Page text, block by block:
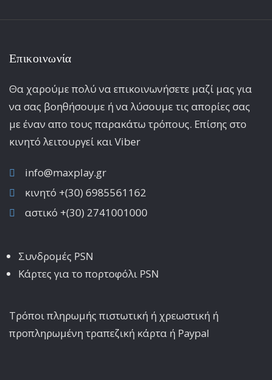
Επικοινωνία
Θα χαρούμε πολύ να επικοινωνήσετε μαζί μας για
να σας βοηθήσουμε ή να λύσουμε τις απορίες σας
με έναν απο τους παρακάτω τρόπους. Επίσης στο
κινητό λειτoυργεί και Viber
info@maxplay.gr
κινητό +(30) 6985561162
αστικό +(30) 2741001000
Συνδρομές PSN
Κάρτες για το πορτοφόλι PSN
Τρόποι πληρωμής πιστωτική ή χρεωστική ή
προπληρωμένη τραπεζική κάρτα ή Paypal